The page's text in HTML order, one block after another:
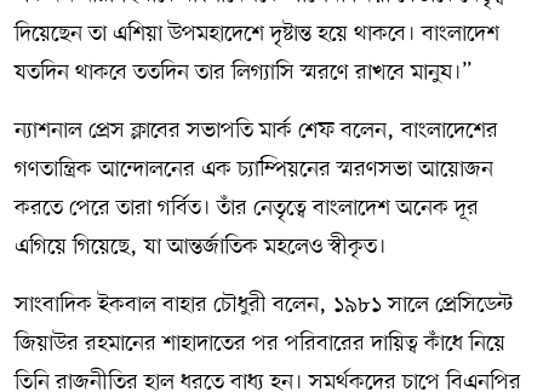
দিয়েছেন তা এশিয়া উপমহাদেশে দৃষ্টান্ত হয়ে থাকবে। বাংলাদেশ
যতদিন থাকবে ততদিন তার লিগ্যাসি স্মরণে রাখবে মানুষ।”
ন্যাশনাল প্রেস ক্লাবের সভাপতি মার্ক শেফ বলেন, বাংলাদেশের
গণতান্ত্রিক আন্দোলনের এক চ্যাম্পিয়নের স্মরণসভা আয়োজন
করতে পেরে তারা গর্বিত। তাঁর নেতৃত্বে বাংলাদেশ অনেক দূর
এগিয়ে গিয়েছে, যা আন্তর্জাতিক মহলেও স্বীকৃত।
সাংবাদিক ইকবাল বাহার চৌধুরী বলেন, ১৯৮১ সালে প্রেসিডেন্ট
জিয়াউর রহমানের শাহাদাতের পর পরিবারের দায়িত্ব কাঁধে নিয়ে
তিনি রাজনীতির হাল ধরতে বাধ্য হন। সমর্থকদের চাপে বিএনপির